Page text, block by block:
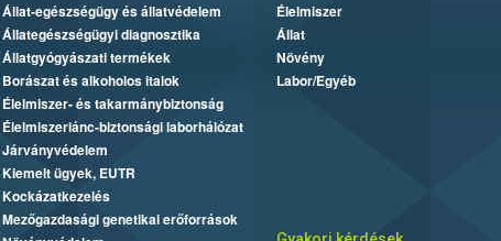
Állat-egészségügy és állatvédelem
Állategészségügyi diagnosztika
Állatgyógyászati termékek
Borászat és alkoholos italok
Élelmiszer- és takarmánybiztonság
Élelmiszerlánc-biztonsági laborhálózat
Járványvédelem
Kiemelt ügyek, EUTR
Kockázatkezelés
Mezőgazdasági genetikai erőforrások
Élelmiszer
Állat
Növény
Labor/Egyéb